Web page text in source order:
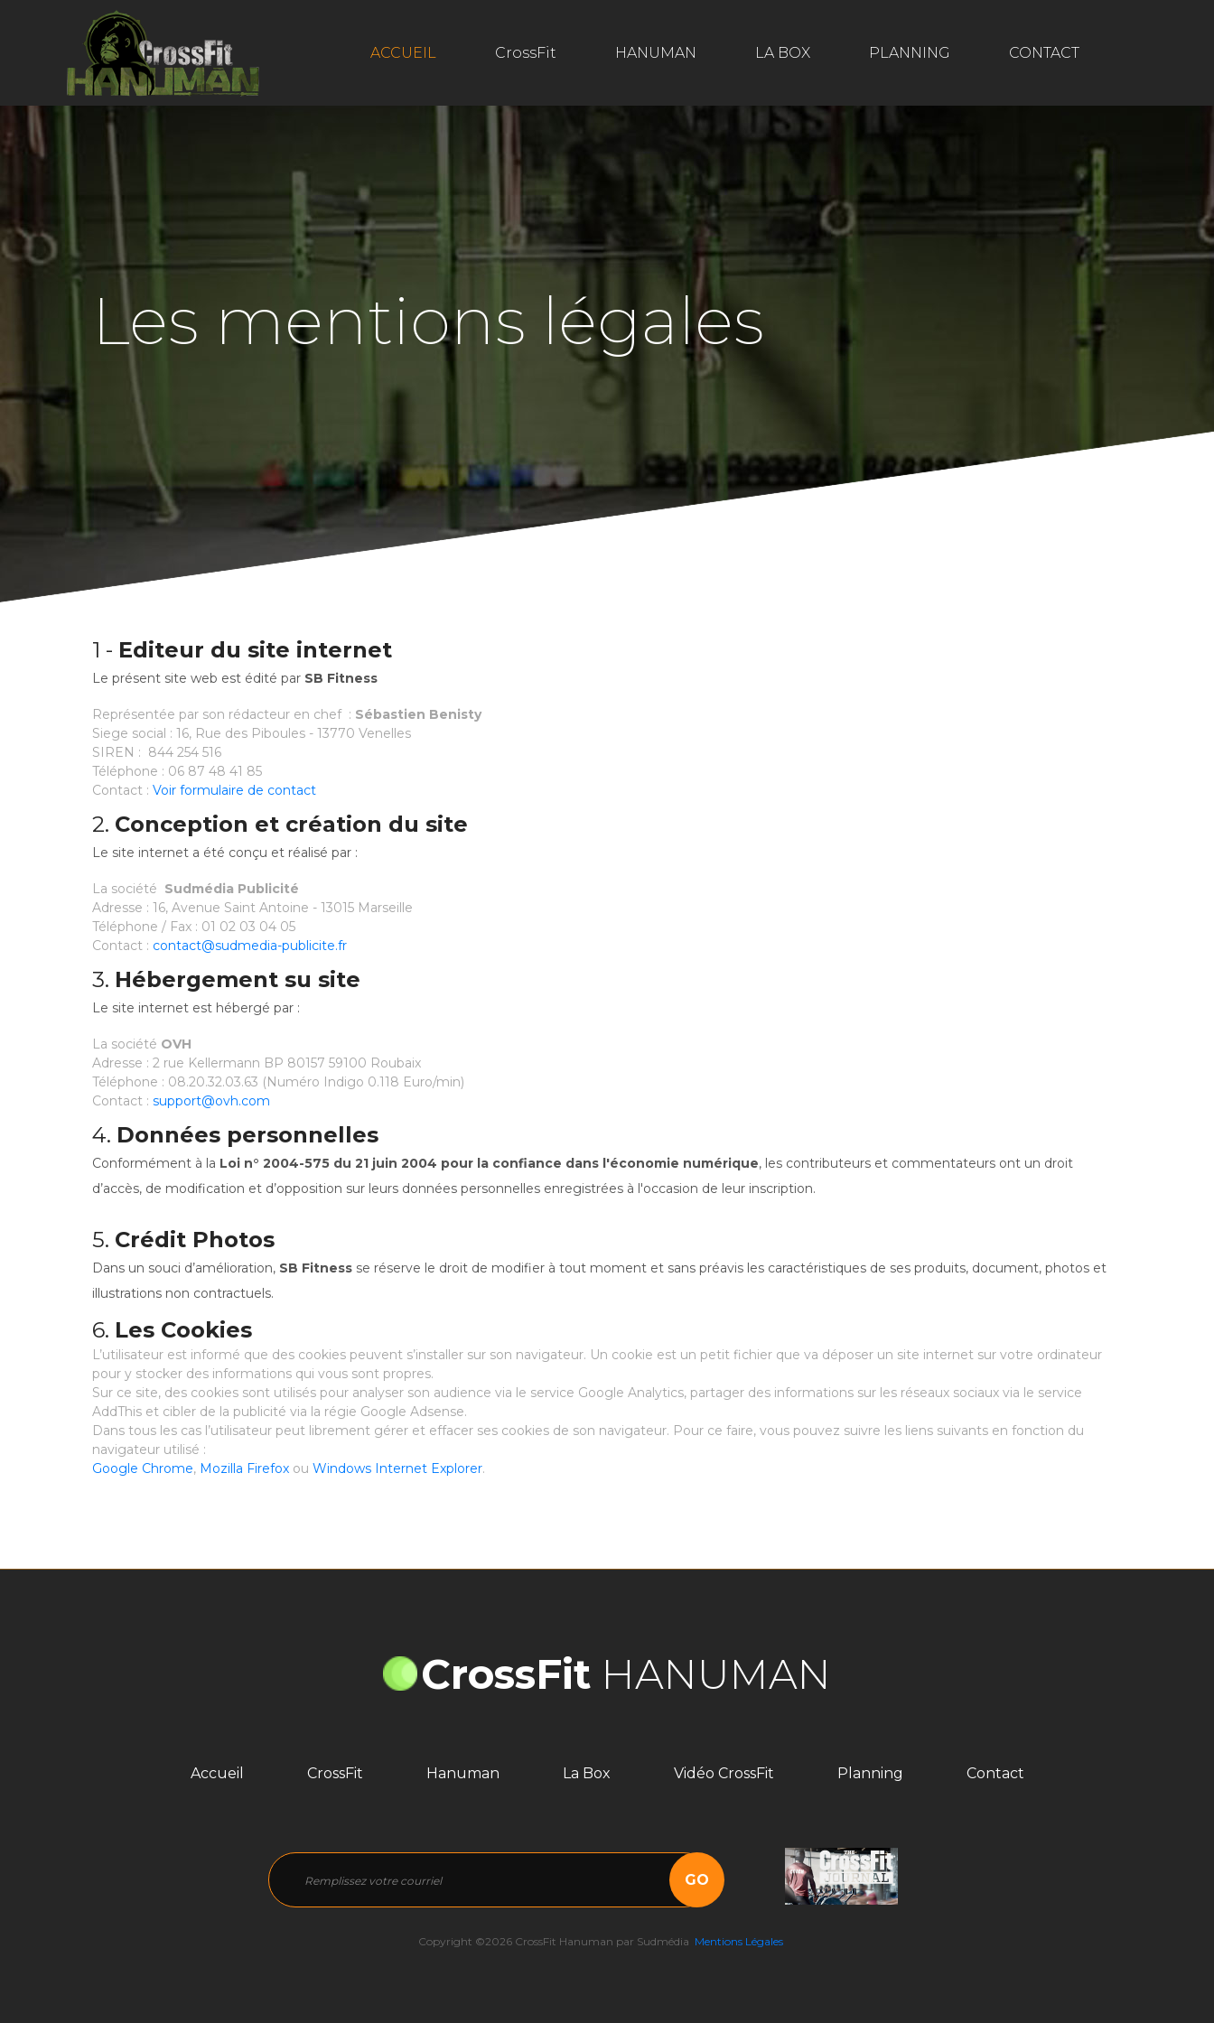
ACCUEIL CrossFit HANUMAN LA BOX PLANNING CONTACT
Les mentions légales
1 - Editeur du site internet
Le présent site web est édité par SB Fitness
Représentée par son rédacteur en chef : Sébastien Benisty
Siege social : 16, Rue des Piboules - 13770 Venelles
SIREN : 844 254 516
Téléphone : 06 87 48 41 85
Contact : Voir formulaire de contact
2. Conception et création du site
Le site internet a été conçu et réalisé par :
La société Sudmédia Publicité
Adresse : 16, Avenue Saint Antoine - 13015 Marseille
Téléphone / Fax : 01 02 03 04 05
Contact : contact@sudmedia-publicite.fr
3. Hébergement su site
Le site internet est hébergé par :
La société OVH
Adresse : 2 rue Kellermann BP 80157 59100 Roubaix
Téléphone : 08.20.32.03.63 (Numéro Indigo 0.118 Euro/min)
Contact : support@ovh.com
4. Données personnelles
Conformément à la Loi n° 2004-575 du 21 juin 2004 pour la confiance dans l'économie numérique, les contributeurs et commentateurs ont un droit
d’accès, de modification et d’opposition sur leurs données personnelles enregistrées à l'occasion de leur inscription.
5. Crédit Photos
Dans un souci d’amélioration, SB Fitness se réserve le droit de modifier à tout moment et sans préavis les caractéristiques de ses produits, document, photos et
illustrations non contractuels.
6. Les Cookies
L’utilisateur est informé que des cookies peuvent s’installer sur son navigateur. Un cookie est un petit fichier que va déposer un site internet sur votre ordinateur
pour y stocker des informations qui vous sont propres.
Sur ce site, des cookies sont utilisés pour analyser son audience via le service Google Analytics, partager des informations sur les réseaux sociaux via le service
AddThis et cibler de la publicité via la régie Google Adsense.
Dans tous les cas l’utilisateur peut librement gérer et effacer ses cookies de son navigateur. Pour ce faire, vous pouvez suivre les liens suivants en fonction du
navigateur utilisé :
Google Chrome, Mozilla Firefox ou Windows Internet Explorer.
CrossFit HANUMAN
Accueil CrossFit Hanuman La Box Vidéo CrossFit Planning Contact
GO
Copyright ©2026 CrossFit Hanuman par Sudmédia Mentions Légales